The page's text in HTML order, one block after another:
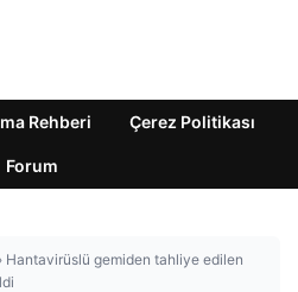
Rehberi Çerez Politikası
Forum
› Hantavirüslü gemiden tahliye edilen